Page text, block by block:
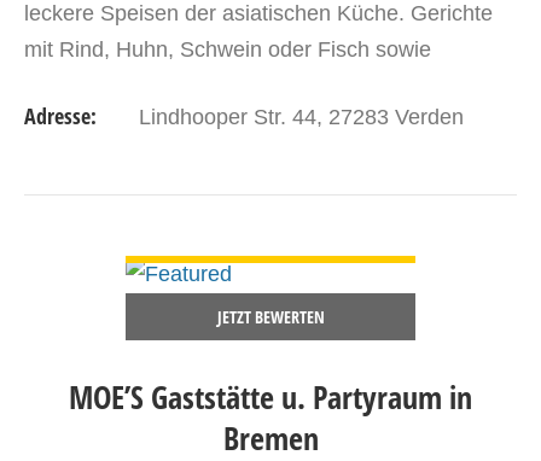
leckere Speisen der asiatischen Küche. Gerichte
mit Rind, Huhn, Schwein oder Fisch sowie
mehrgängigen Menüs. Das…
Adresse: Lindhooper Str. 44, 27283 Verden
JETZT BEWERTEN
MOE’S Gaststätte u. Partyraum in
Bremen